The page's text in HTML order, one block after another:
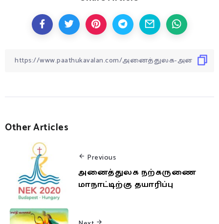
Other Articles
Previous
அனைத்துலக நற்கருணை
மாநாட்டிற்கு தயாரிப்பு